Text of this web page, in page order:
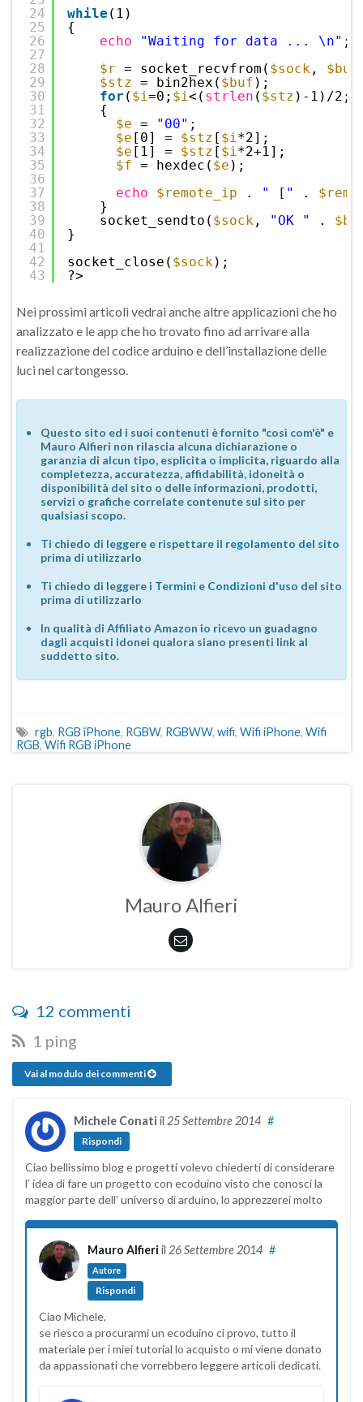
24
25
26
27
28
29
30
31
32
33
34
35
36
37
38
39
40
41
42
43
while (1)
{
echo
"Waiting for data ... \n" ;
$r = socket_recvfrom( $sock , $buf
$stz = bin2hex( $buf );
for ( $i=0; $i<( strlen ( $stz )-1)/2;
{
$e = "00" ;
$e [0] = $stz [ $i*2];
$e [1] = $stz [ $i*2+1];
$f = hexdec( $e );
echo
$remote_ip . " [" .
}
socket_sendto( $sock , "OK " .
}
socket_close( $sock);
?>
Nei prossimi articoli vedrai anche altre applicazioni che ho
analizzato e le app che ho trovato fino ad arrivare alla
realizzazione del codice arduino e dell’installazione delle
luci nel cartongesso.
Questo sito ed i suoi contenuti è fornito "così com'è" e
Mauro Alfieri non rilascia alcuna dichiarazione o
garanzia di alcun tipo, esplicita o implicita, riguardo alla
completezza, accuratezza, affidabilità, idoneità o
disponibilità del sito o delle informazioni, prodotti,
servizi o grafiche correlate contenute sul sito per
qualsiasi scopo.
Ti chiedo di leggere e rispettare il regolamento del sito
prima di utilizzarlo
Ti chiedo di leggere i Termini e Condizioni d'uso del sito
prima di utilizzarlo
In qualità di Affiliato Amazon io ricevo un guadagno
dagli acquisti idonei qualora siano presenti link al
suddetto sito.
rgb, RGB iPhone, RGBW, RGBWW, wifi, Wifi iPhone, Wifi
RGB, Wifi RGB iPhone
Mauro Alfieri
12 commenti
1 ping
Vai al modulo dei commenti
Michele Conati il 25 Settembre 2014 #
Rispondi
Ciao bellissimo blog e progetti volevo chiederti di considerare
l’ idea di fare un progetto con ecoduino visto che conosci la
maggior parte dell’ universo di arduino, lo apprezzerei molto
Mauro Alfieri il 26 Settembre 2014
Autore
#
Rispondi
Ciao Michele,
se riesco a procurarmi un ecoduino ci provo, tutto il
materiale per i miei tutorial lo acquisto o mi viene donato
da appassionati che vorrebbero leggere articoli dedicati.